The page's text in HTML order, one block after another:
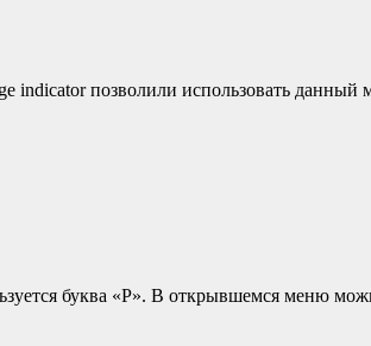
indicator позволили использовать
буква «Р». В открывшемся меню